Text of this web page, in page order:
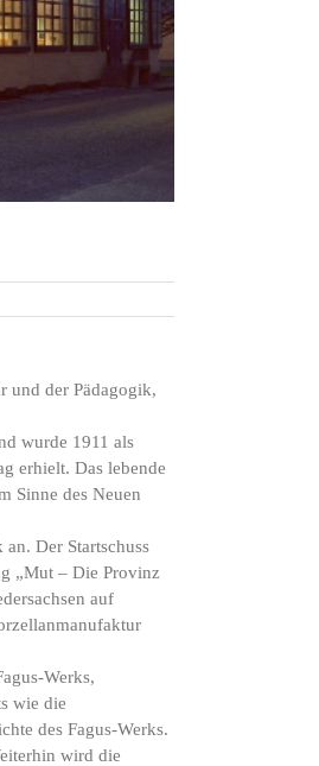
und der Pädagogik,
wurde 1911 als
erhielt. Das lebende
Sinne des Neuen
Der Startschuss
„Mut – Die Provinz
auf
Werks,
wie die
des Fagus-Werks.
wird die